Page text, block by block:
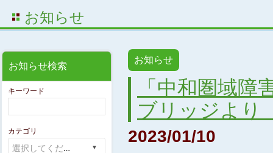
お知らせ
お知らせ検索
キーワード
カテゴリ
お知らせ
「中和圏域
ブリッジよ
2023/01/10